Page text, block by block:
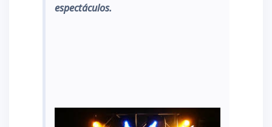
espectáculos.